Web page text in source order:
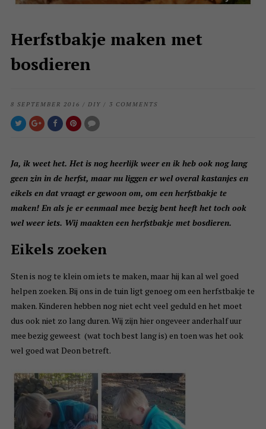
Herfstbakje maken met
bosdieren
8 SEPTEMBER 2016 / DIY / 3 COMMENTS
Ja, ik weet het. Het is nog heerlijk weer en ik heb ook nog lang
geen zin in de herfst, maar nu liggen er wel overal kastanjes en
eikels en dat vraagt er gewoon om, om een herfstbakje te
maken! En als je er eenmaal mee bezig bent heeft het toch ook
wel weer iets. Wij maakten een herfstbakje met bosdieren.
Eikels zoeken
Sten is nog te klein om iets te maken, maar hij kan al wel goed
helpen zoeken. Bij ons in de tuin ligt genoeg om een herfstbakje te
maken. Kinderen hebben nog niet echt veel geduld en het moet
dus ook niet zo lang duren. Wij zijn hier ongeveer anderhalf uur
mee bezig geweest (wat toch best lang is) en toen was het ook
wel goed wat Deon betreft.